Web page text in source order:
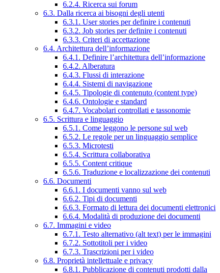
6.2.4. Ricerca sui forum
6.3. Dalla ricerca ai bisogni degli utenti
6.3.1. User stories per definire i contenuti
6.3.2. Job stories per definire i contenuti
6.3.3. Criteri di accettazione
6.4. Architettura dell’informazione
6.4.1. Definire l’architettura dell’informazione
6.4.2. Alberatura
6.4.3. Flussi di interazione
6.4.4. Sistemi di navigazione
6.4.5. Tipologie di contenuto (content type)
6.4.6. Ontologie e standard
6.4.7. Vocabolari controllati e tassonomie
6.5. Scrittura e linguaggio
6.5.1. Come leggono le persone sul web
6.5.2. Le regole per un linguaggio semplice
6.5.3. Microtesti
6.5.4. Scrittura collaborativa
6.5.5. Content critique
6.5.6. Traduzione e localizzazione dei contenuti
6.6. Documenti
6.6.1. I documenti vanno sul web
6.6.2. Tipi di documenti
6.6.3. Formato di lettura dei documenti elettronici
6.6.4. Modalità di produzione dei documenti
6.7. Immagini e video
6.7.1. Testo alternativo (alt text) per le immagini
6.7.2. Sottotitoli per i video
6.7.3. Trascrizioni per i video
6.8. Proprietà intellettuale e privacy
6.8.1. Pubblicazione di contenuti prodotti dalla